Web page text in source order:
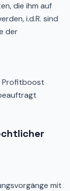
die ihm auf
i.d.R. sind
der
Profitboost
mit